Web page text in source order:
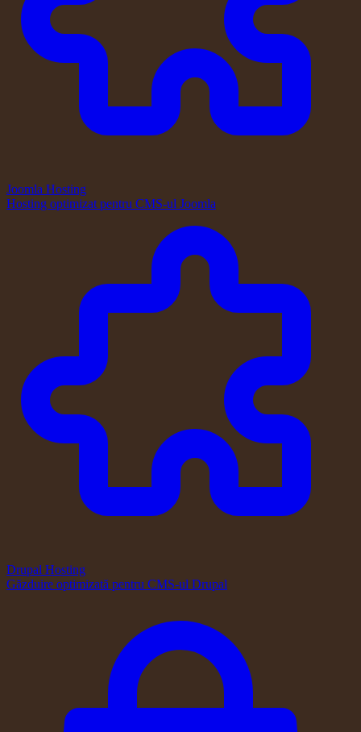
Joomla Hosting
Hosting optimizat pentru CMS-ul Joomla
Drupal Hosting
Găzduire optimizată pentru CMS-ul Drupal